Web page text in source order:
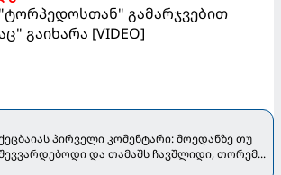
გამარჯვებით
გაიხარა [VIDEO]
პირველი კომენტარი: მოედანზე თუ
და თამაშს ჩავშლიდი, თორემ...